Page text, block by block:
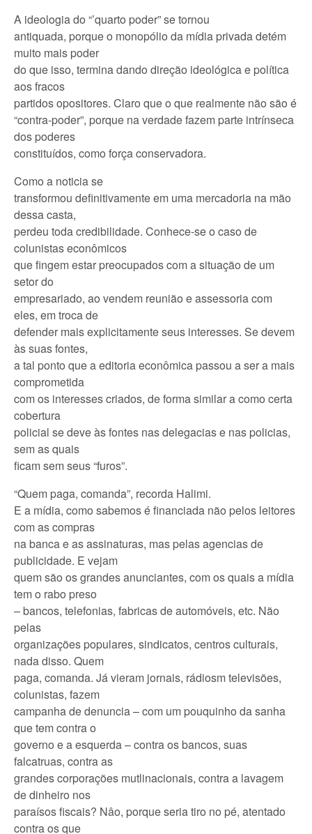
A ideologia do “’quarto poder” se tornou
antiquada, porque o monopólio da mídia privada detém
muito mais poder
do que isso, termina dando direção ideológica e política
aos fracos
partidos opositores. Claro que o que realmente não são é
“contra-poder”, porque na verdade fazem parte intrínseca
dos poderes
constituídos, como força conservadora.
Como a noticia se
transformou definitivamente em uma mercadoria na mão
dessa casta,
perdeu toda credibilidade. Conhece-se o caso de
colunistas econômicos
que fingem estar preocupados com a situação de um
setor do
empresariado, ao vendem reunião e assessoria com
eles, em troca de
defender mais explicitamente seus interesses. Se devem
às suas fontes,
a tal ponto que a editoria econômica passou a ser a mais
comprometida
com os interesses criados, de forma similar a como certa
cobertura
policial se deve às fontes nas delegacias e nas policias,
sem as quais
ficam sem seus “furos”.
“Quem paga, comanda”, recorda Halimi.
E a mídia, como sabemos é financiada não pelos leitores
com as compras
na banca e as assinaturas, mas pelas agencias de
publicidade. E vejam
quem são os grandes anunciantes, com os quais a mídia
tem o rabo preso
– bancos, telefonias, fabricas de automóveis, etc. Não
pelas
organizações populares, sindicatos, centros culturais,
nada disso. Quem
paga, comanda. Já vieram jornais, rádiosm televisões,
colunistas, fazem
campanha de denuncia – com um pouquinho da sanha
que tem contra o
governo e a esquerda – contra os bancos, suas
falcatruas, contra as
grandes corporações mutlinacionais, contra a lavagem
de dinheiro nos
paraísos fiscais? Nâo, porque seria tiro no pé, atentado
contra os que